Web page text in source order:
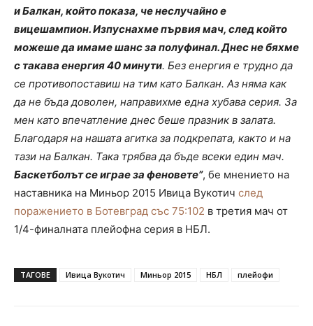
и Балкан, който показа, че неслучайно е
вицешампион. Изпуснахме първия мач, след който
можеше да имаме шанс за полуфинал. Днес не бяхме
с такава енергия 40 минути. Без енергия е трудно да
се противопоставиш на тим като Балкан. Аз няма как
да не бъда доволен, направихме една хубава серия. За
мен като впечатление днес беше празник в залата.
Благодаря на нашата агитка за подкрепата, както и на
тази на Балкан. Така трябва да бъде всеки един мач.
Баскетболът се играе за феновете”, бе мнението на
наставника на Миньор 2015 Ивица Вукотич след
поражението в Ботевград със 75:102 в третия мач от
1/4-финалната плейофна серия в НБЛ.
ТАГОВЕ Ивица Вукотич Миньор 2015 НБЛ плейофи